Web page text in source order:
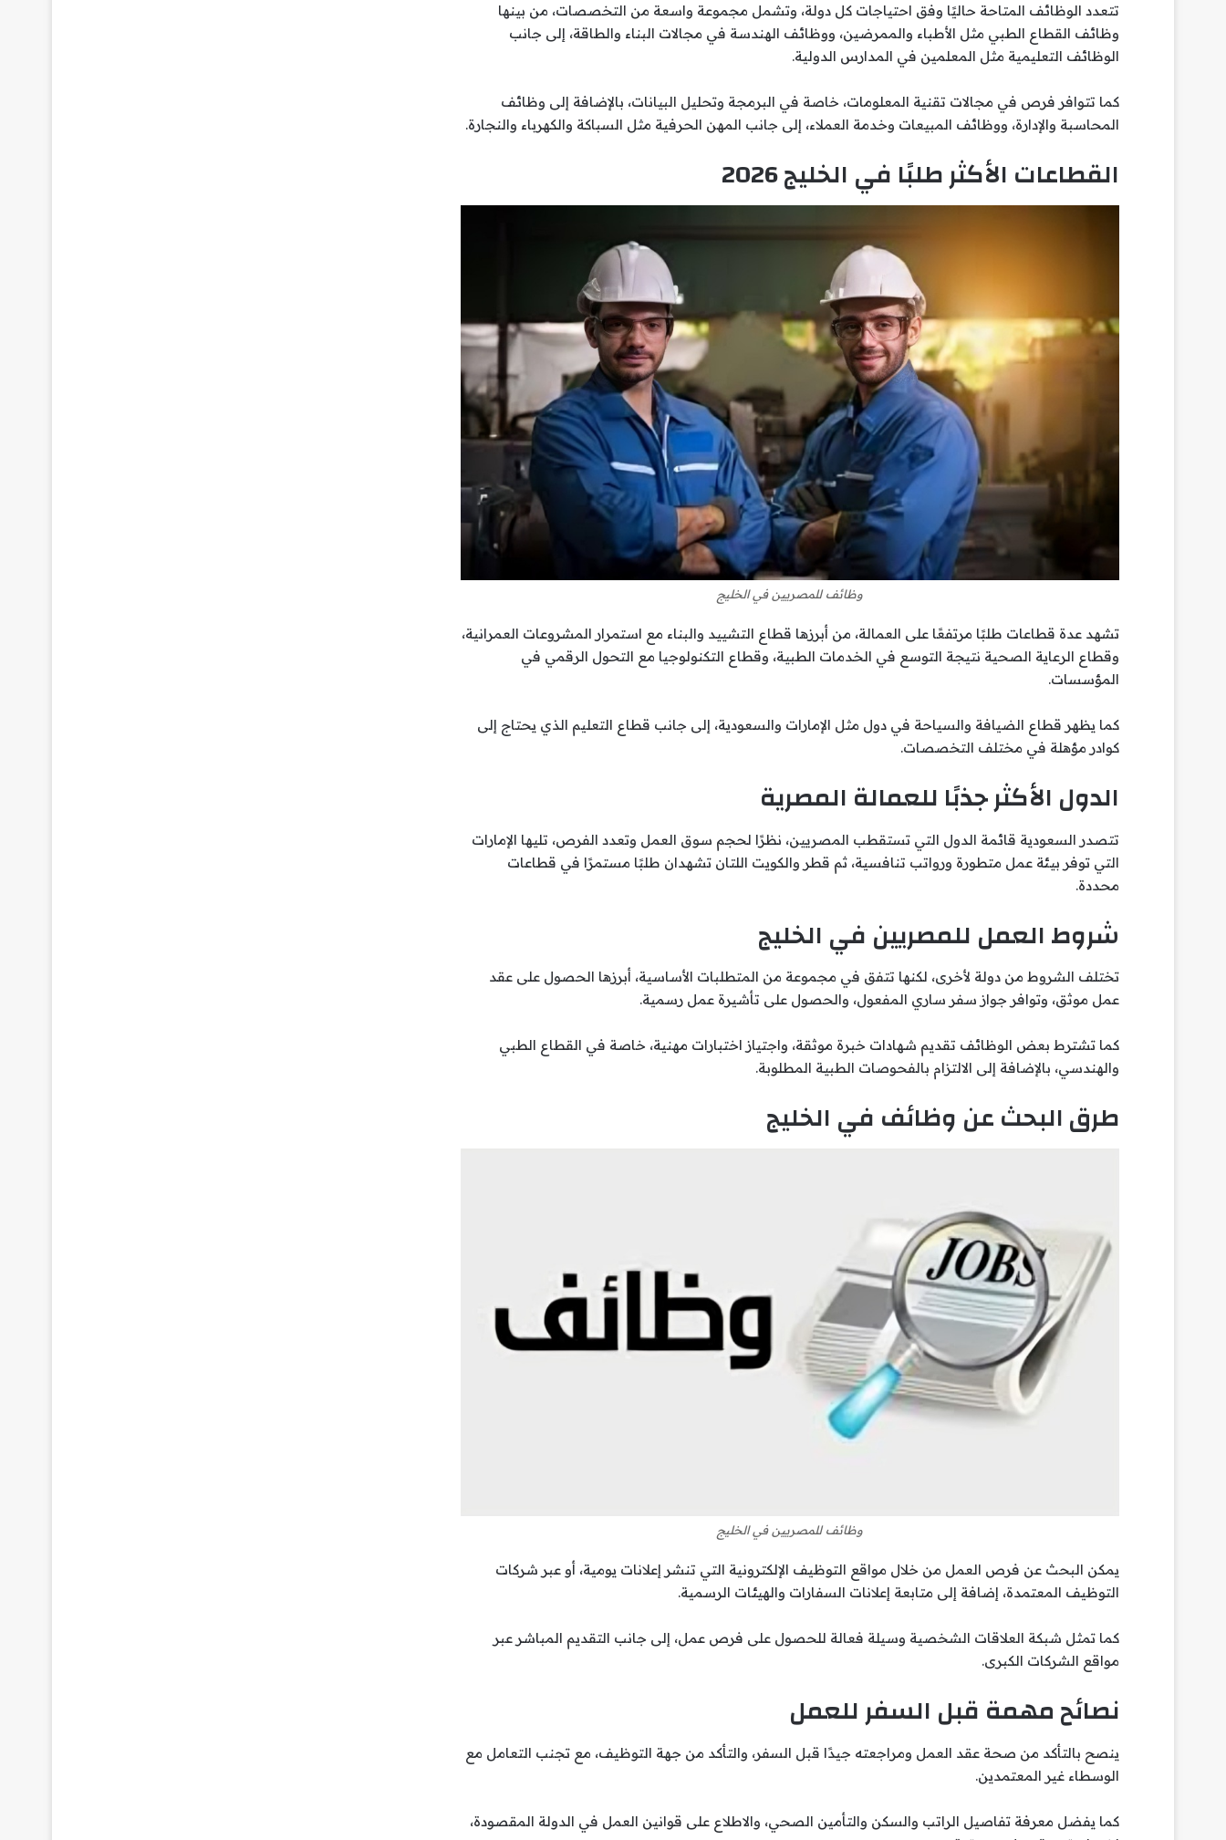
تتعدد الوظائف المتاحة حاليًا وفق احتياجات كل دولة، وتشمل مجموعة واسعة من التخصصات، من بينها
وظائف القطاع الطبي مثل الأطباء والممرضين، ووظائف الهندسة في مجالات البناء والطاقة، إلى جانب
الوظائف التعليمية مثل المعلمين في المدارس الدولية.
كما تتوافر فرص في مجالات تقنية المعلومات، خاصة في البرمجة وتحليل البيانات، بالإضافة إلى وظائف
المحاسبة والإدارة، ووظائف المبيعات وخدمة العملاء، إلى جانب المهن الحرفية مثل السباكة والكهرباء والنجارة.
القطاعات الأكثر طلبًا في الخليج 2026
وظائف للمصريين في الخليج
تشهد عدة قطاعات طلبًا مرتفعًا على العمالة، من أبرزها قطاع التشييد والبناء مع استمرار المشروعات العمرانية،
وقطاع الرعاية الصحية نتيجة التوسع في الخدمات الطبية، وقطاع التكنولوجيا مع التحول الرقمي في
المؤسسات.
كما يظهر قطاع الضيافة والسياحة في دول مثل الإمارات والسعودية، إلى جانب قطاع التعليم الذي يحتاج إلى
كوادر مؤهلة في مختلف التخصصات.
الدول الأكثر جذبًا للعمالة المصرية
تتصدر السعودية قائمة الدول التي تستقطب المصريين، نظرًا لحجم سوق العمل وتعدد الفرص، تليها الإمارات
التي توفر بيئة عمل متطورة ورواتب تنافسية، ثم قطر والكويت اللتان تشهدان طلبًا مستمرًا في قطاعات
محددة.
شروط العمل للمصريين في الخليج
تختلف الشروط من دولة لأخرى، لكنها تتفق في مجموعة من المتطلبات الأساسية، أبرزها الحصول على عقد
عمل موثق، وتوافر جواز سفر ساري المفعول، والحصول على تأشيرة عمل رسمية.
كما تشترط بعض الوظائف تقديم شهادات خبرة موثقة، واجتياز اختبارات مهنية، خاصة في القطاع الطبي
والهندسي، بالإضافة إلى الالتزام بالفحوصات الطبية المطلوبة.
طرق البحث عن وظائف في الخليج
وظائف للمصريين في الخليج
يمكن البحث عن فرص العمل من خلال مواقع التوظيف الإلكترونية التي تنشر إعلانات يومية، أو عبر شركات
التوظيف المعتمدة، إضافة إلى متابعة إعلانات السفارات والهيئات الرسمية.
كما تمثل شبكة العلاقات الشخصية وسيلة فعالة للحصول على فرص عمل، إلى جانب التقديم المباشر عبر
مواقع الشركات الكبرى.
نصائح مهمة قبل السفر للعمل
ينصح بالتأكد من صحة عقد العمل ومراجعته جيدًا قبل السفر، والتأكد من جهة التوظيف، مع تجنب التعامل مع
الوسطاء غير المعتمدين.
كما يفضل معرفة تفاصيل الراتب والسكن والتأمين الصحي، والاطلاع على قوانين العمل في الدولة المقصودة،